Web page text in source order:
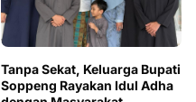
Tanpa Sekat, Keluarga Bupati
Soppeng Rayakan Idul Adha